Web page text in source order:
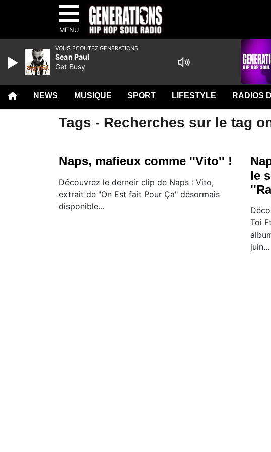
MENU
NEWS MUSIQUE SPORT LIFESTYLE RADIOS
Tags - Recherches sur le tag
Naps, mafieux comme ''Vito'' !
Découvrez le derneir clip de Naps : Vito,
extrait de "On Est fait Pour Ça" désormais
disponible...
le
Toi
juin...
VOUS ÉCOUTEZ GENERATIONS
Sean Paul
Get Busy